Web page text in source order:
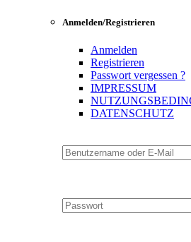
Anmelden/Registrieren
Anmelden
Registrieren
Passwort vergessen ?
IMPRESSUM
DATENSCHUTZ